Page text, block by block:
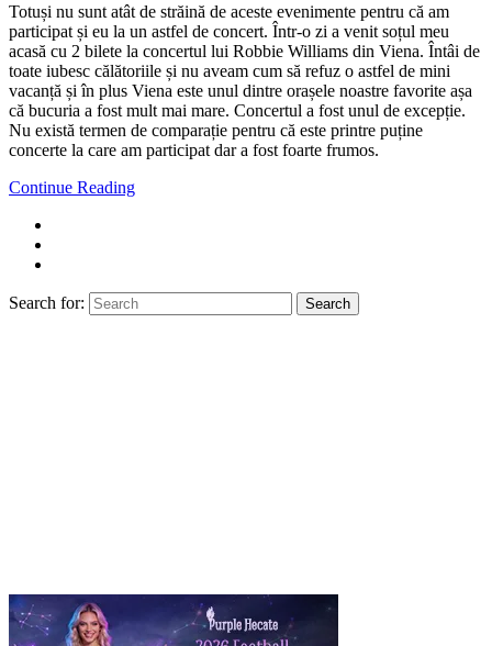
Totuși nu sunt atât de străină de aceste evenimente pentru că am
participat și eu la un astfel de concert. Într-o zi a venit soțul meu
acasă cu 2 bilete la concertul lui Robbie Williams din Viena. Întâi de
toate iubesc călătoriile și nu aveam cum să refuz o astfel de mini
vacanță și în plus Viena este unul dintre orașele noastre favorite așa
că bucuria a fost mult mai mare. Concertul a fost unul de excepție.
Nu există termen de comparație pentru că este printre puține
concerte la care am participat dar a fost foarte frumos.
Continue Reading
Search for: Search